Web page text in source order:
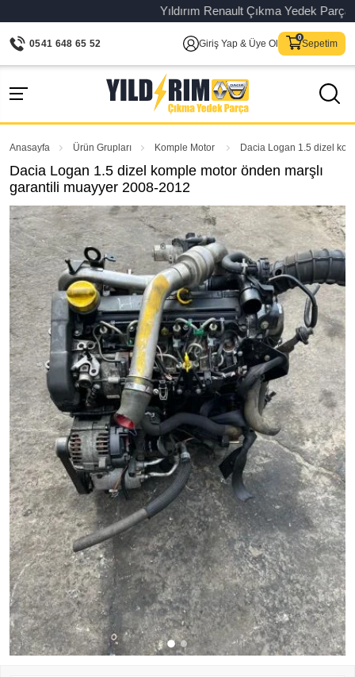
Yıldırım Renault Çıkma Yedek Parça
0541 648 65 52 Giriş Yap & Üye Ol Sepetim
Anasayfa Ürün Grupları Komple Motor Dacia Logan 1.5 dizel
Dacia Logan 1.5 dizel komple motor önden marşlı
garantili muayyer 2008-2012